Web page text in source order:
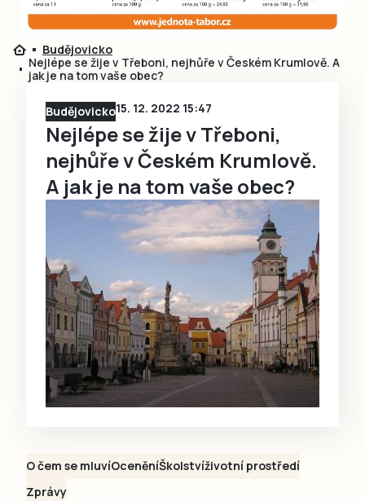
Ještě nemám účet, chci seRegistrovat
Budějovicko
Nejlépe se žije v Třeboni, nejhůře v Českém Krumlově. A
jak je na tom vaše obec?
Budějovicko15. 12. 2022 15:47
Nejlépe se žije v Třeboni,
nejhůře v Českém Krumlově.
A jak je na tom vaše obec?
O čem se mluvíOceněníŠkolstvíživotní prostředí
Zprávy